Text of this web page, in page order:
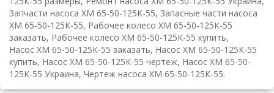
Запчасти насоса ХМ 65-50-125К-55, Запасные части насоса
ХМ 65-50-125К-55, Рабочее колесо ХМ 65-50-125К-55
заказать, Рабочее колесо ХМ 65-50-125К-55 купить,
Насос ХМ 65-50-125К-55 заказать, Насос ХМ 65-50-125К-55
купить, Насос ХМ 65-50-125К-55 чертеж, Насос ХМ 65-50-
125К-55 Украина, Чертеж насоса ХМ 65-50-125К-55.